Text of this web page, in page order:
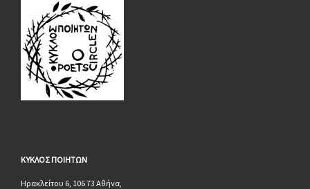
ΚΥΚΛΟΣ ΠΟΙΗΤΩΝ
Ηρακλείτου 6, 106 73 Αθήνα,